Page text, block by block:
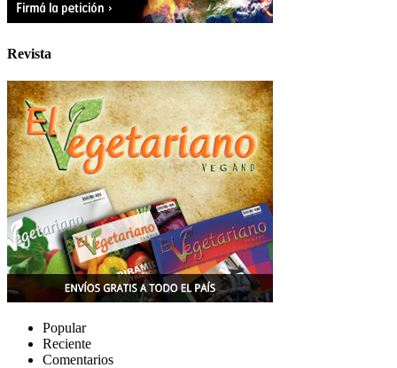
Revista
Popular
Reciente
Comentarios